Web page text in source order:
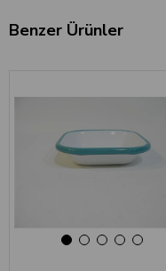
Benzer Ürünler